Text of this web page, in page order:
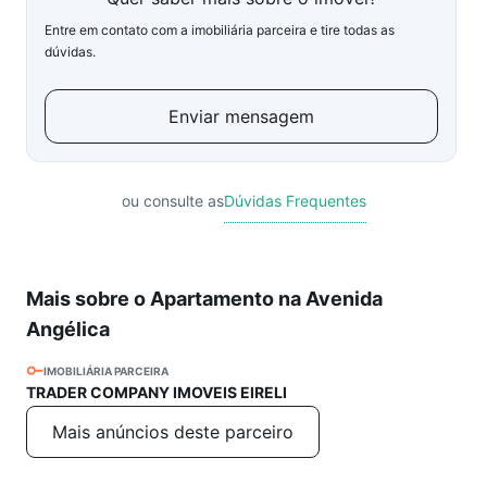
Entre em contato com a imobiliária parceira e tire todas as
dúvidas.
Enviar mensagem
ou consulte asDúvidas Frequentes
Mais sobre o Apartamento na Avenida
Angélica
IMOBILIÁRIA PARCEIRA
TRADER COMPANY IMOVEIS EIRELI
Mais anúncios deste parceiro